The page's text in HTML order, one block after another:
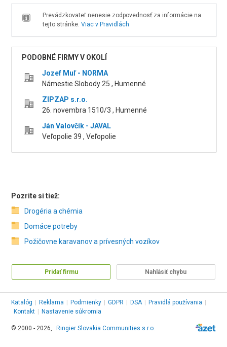
Prevádzkovateľ nenesie zodpovednosť za informácie na
tejto stránke. Viac v Pravidlách
PODOBNÉ FIRMY V OKOLÍ
Jozef Muľ - NORMA
Námestie Slobody 25 , Humenné
ZIPZAP s.r.o.
26. novembra 1510/3 , Humenné
Ján Valovčík - JAVAL
Veľopolie 39 , Veľopolie
Pozrite si tiež:
Drogéria a chémia
Domáce potreby
Požičovne karavanov a prívesných vozíkov
Pridať firmu Nahlásiť chybu
Katalóg Reklama Podmienky GDPR DSA Pravidlá používania
Kontakt
Nastavenie súkromia
© 2000 - 2026, Ringier Slovakia Communities s.r.o.